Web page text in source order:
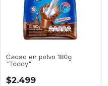
Cacao en polvo 180g
"Toddy"
$2.499